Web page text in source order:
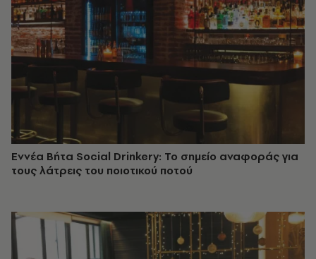
Εννέα Βήτα Social Drinkery: Το σημείο αναφοράς για
τους λάτρεις του ποιοτικού ποτού